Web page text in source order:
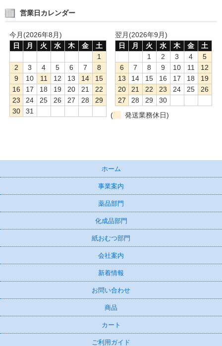
営業日カレンダー
今月(2026年8月)
日
月 火 水 木 金
土
1
2
3 4 5 6 7
8
9
10 11 12 13 14
15
16
17 18 19 20 21
22
23
24 25 26 27 28
29
30
31
翌月(2026年9月)
日
月 火 水 木 金
土
1
2 3 4
5
6
7 8 9 10 11
12
13
14 15 16 17 18
19
20
21 22 23 24 25
26
27
28 29
30
(
発送業務休日)
ホーム
事業案内
薬品部門
化成品部門
紙おむつ部門
会社案内
新着情報
お問い合わせ
商品
カート
ご利用ガイド